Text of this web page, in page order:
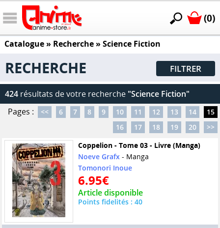
(0)
Catalogue» Recherche » Science Fiction
RECHERCHE FILTRER
424 résultats de votre recherche "Science Fiction"
Pages :
<< 6 7 8 9 10 11 12 13 14
15
16
17 18 19 20
>>
Coppelion - Tome 03 - Livre (Manga)
Noeve Grafx- Manga
Tomonori Inoue
6.95€
Article disponible
Points fidelités : 40